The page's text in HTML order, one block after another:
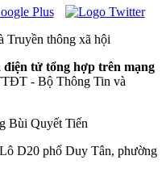
Truyền thông xã hội
tử tổng hợp trên mạng
- Bộ Thông Tin và
Bùi Quyết Tiến
D20 phố Duy Tân, phường